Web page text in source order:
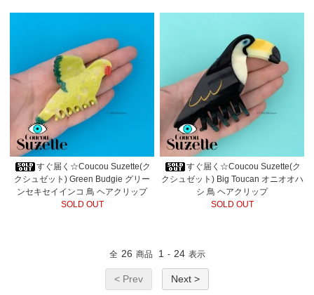
すぐ届く☆Coucou Suzette(ク
クシュゼット) Green Budgie グリー
ンセキセイインコ 鳥 ヘアクリップ
SOLD OUT
すぐ届く☆Coucou Suzette(ク
クシュゼット) Big Toucan オニオオハ
シ 鳥 ヘアクリップ
SOLD OUT
全 26 商品 1 - 24 表示
< Prev Next >